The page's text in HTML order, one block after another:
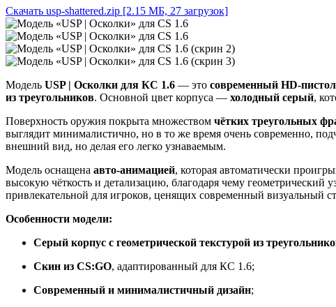
Скачать usp-shattered.zip [2.15 МБ, 27 загрузок]
Модель USP | Осколки для КС 1.6 — это современный HD-
из треугольников. Основной цвет корпуса — холодный серый,
Поверхность оружия покрыта множеством чётких треугольных
выглядит минималистично, но в то же время очень современно,
внешний вид, но делая его легко узнаваемым.
Модель оснащена авто-анимацией, которая автоматически
высокую чёткость и детализацию, благодаря чему геометрический
привлекательной для игроков, ценящих современный визуальный
Особенности модели:
Серый корпус с геометрической текстурой из
Скин из CS:GO, адаптированный для КС 1.6;
Современный и минималистичный дизайн;